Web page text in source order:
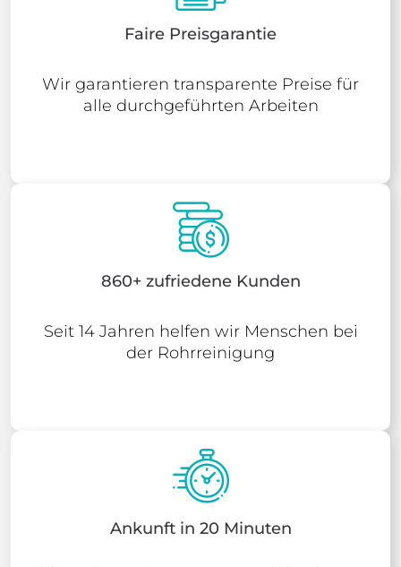
Faire Preisgarantie
Wir garantieren transparente Preise für
alle durchgeführten Arbeiten
860+ zufriedene Kunden
Seit 14 Jahren helfen wir Menschen bei
der Rohrreinigung
Ankunft in 20 Minuten